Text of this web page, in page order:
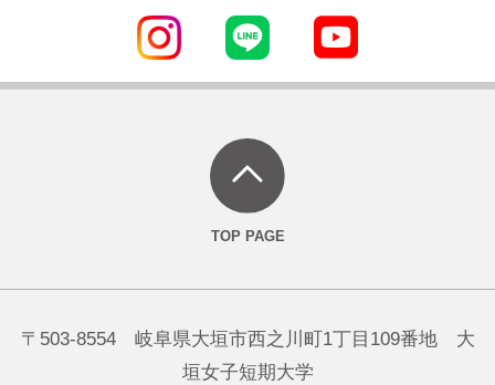
〒503-8554 岐阜県大垣市西之川町1丁目109番地 大
垣女子短期大学